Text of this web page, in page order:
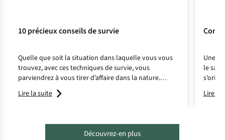
10 précieux conseils de survie
Quelle que soit la situation dans laquelle vous vous
trouvez, avec ces techniques de survie, vous
parviendrez à vous tirer d’affaire dans la nature.
Réveillez le Robinson qui sommeille en vous !
Lire la suite
Une
le sac
à un
Lire la
Découvrez-en plus